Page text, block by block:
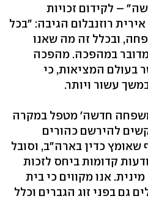
– לקידום זכויות
רוזנבלום הגיבה: "בכל
ובכלל זה מה שאנו
במהפכה. מהפכה
בעולם המציאות, כי
עשור ויותר.
'משפחה חדשה' מטפל במקרה
להירשם כהורים
כדין בארה"ב, וסובל
קדומות ביחס לזכות
אנו מקווים כי בית
גם בפני זוג הגברים וכלל